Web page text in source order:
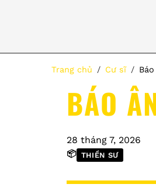
Trang chủ Cư sĩ
BÁO
28 tháng 7, 2026
📦 THIỀN SƯ